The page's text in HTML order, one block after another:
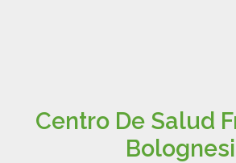
Centro De Salud
Bolognesi